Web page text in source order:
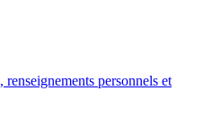
personnels et